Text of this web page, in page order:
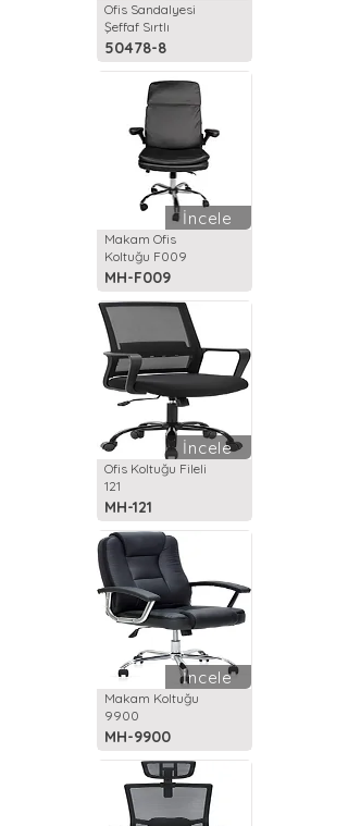
Ofis Sandalyesi
Şeffaf Sırtlı
50478-8
İncele
Makam Ofis
Koltuğu F009
MH-F009
İncele
Ofis Koltuğu Fileli
121
MH-121
İncele
Makam Koltuğu
9900
MH-9900